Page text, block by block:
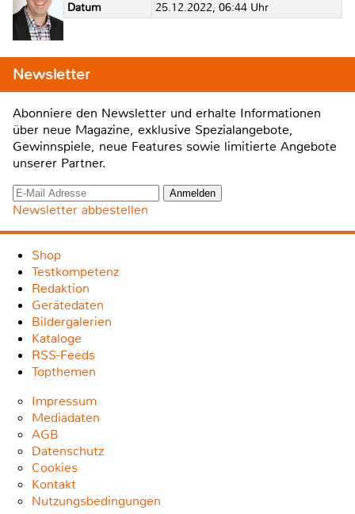
Datum
25.12.2022, 06:44 Uhr
Newsletter
Abonniere den Newsletter und erhalte Informationen
über neue Magazine, exklusive Spezialangebote,
Gewinnspiele, neue Features sowie limitierte Angebote
unserer Partner.
Newsletter abbestellen
Shop
Testkompetenz
Redaktion
Gerätedaten
Bildergalerien
Kataloge
RSS-Feeds
Topthemen
Impressum
Mediadaten
AGB
Datenschutz
Cookies
Kontakt
Nutzungsbedingungen